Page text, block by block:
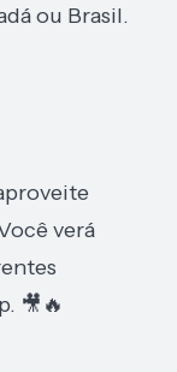
ou Brasil.
verá
🎥🔥